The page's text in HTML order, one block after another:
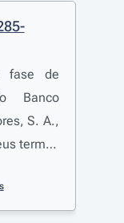
fase de
Banco
S. A.,
termos